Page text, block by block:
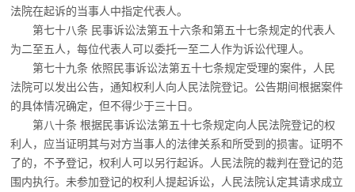
法院在起诉的当事人中指定代表人。
第七十八条 民事诉讼法第五十六条和第五十七条规定的代表人
为二至五人，每位代表人可以委托一至二人作为诉讼代理人。
第七十九条 依照民事诉讼法第五十七条规定受理的案件，人民
法院可以发出公告，通知权利人向人民法院登记。公告期间根据案件
的具体情况确定，但不得少于三十日。
第八十条 根据民事诉讼法第五十七条规定向人民法院登记的权
利人，应当证明其与对方当事人的法律关系和所受到的损害。证明不
了的，不予登记，权利人可以另行起诉。人民法院的裁判在登记的范
围内执行。未参加登记的权利人提起诉讼，人民法院认定其请求成立